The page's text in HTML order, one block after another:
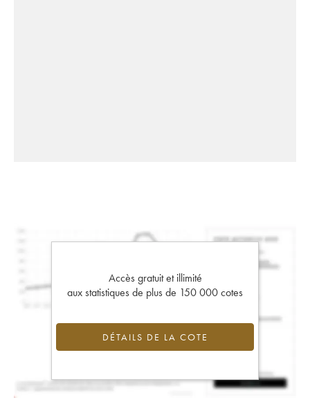
Accès gratuit et illimité
aux statistiques de plus de 150 000 cotes
DÉTAILS DE LA COTE